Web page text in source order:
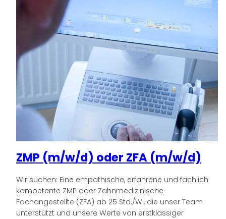
ZMP (m/w/d) oder ZFA (m/w/d)
Wir suchen: Eine empathische, erfahrene und fachlich
kompetente ZMP oder Zahnmedizinische
Fachangestellte (ZFA) ab 25 Std./W., die unser Team
unterstützt und unsere Werte von erstklassiger